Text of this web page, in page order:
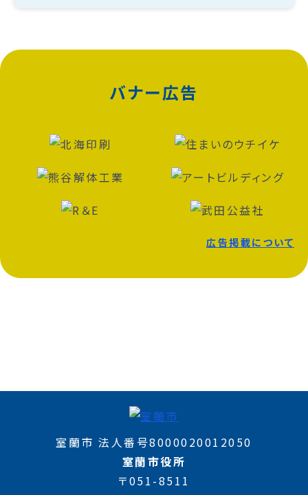
バナー広告
広告掲載について
室蘭市 法人番号8000020012050
室蘭市役所
〒051-8511